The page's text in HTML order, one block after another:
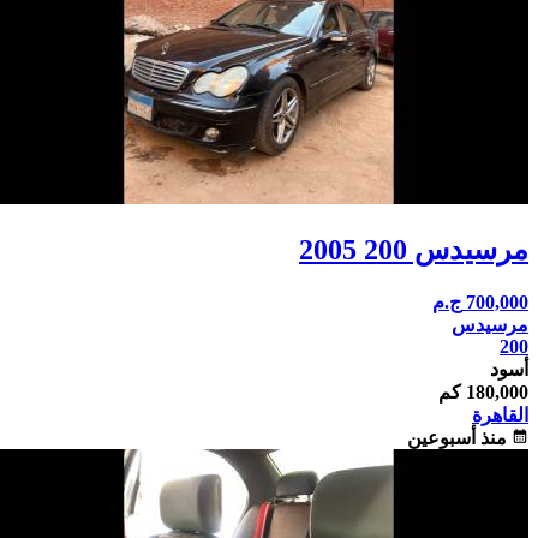
مرسيدس 200 2005
700,000 ج.م
مرسيدس
200
أسود
180,000 كم
القاهرة
calendar_month منذ أسبوعين